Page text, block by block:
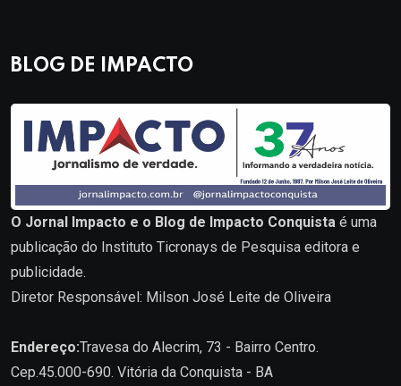
BLOG DE IMPACTO
O Jornal Impacto e o Blog de Impacto Conquista é uma
publicação do Instituto Ticronays de Pesquisa editora e
publicidade.
Diretor Responsável: Milson José Leite de Oliveira
Endereço:Travesa do Alecrim, 73 - Bairro Centro.
Cep.45.000-690. Vitória da Conquista - BA